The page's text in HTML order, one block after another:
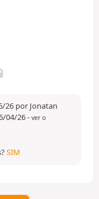
26 por Jonatan
04/26- ver o
SIM